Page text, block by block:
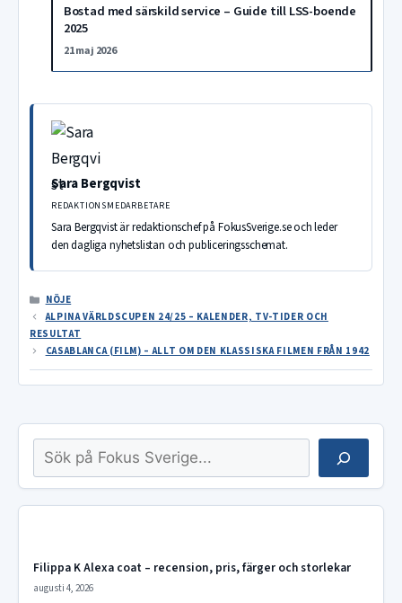
Bostad med särskild service – Guide till LSS-boende
2025
21 maj 2026
Sara Bergqvist
REDAKTIONSMEDARBETARE
Sara Bergqvist är redaktionschef på FokusSverige.se och leder
den dagliga nyhetslistan och publiceringsschemat.
KATEGORIER
NÖJE
ALPINA VÄRLDSCUPEN 24/25 – KALENDER, TV-TIDER OCH
RESULTAT
CASABLANCA (FILM) – ALLT OM DEN KLASSISKA FILMEN FRÅN 1942
Sök
Filippa K Alexa coat – recension, pris, färger och storlekar
augusti 4, 2026